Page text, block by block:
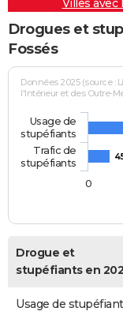
Villes avec
Drogues et
Fossés
Données 2025 (source :
l'Intérieur et des Outre-
Usage de
stupéfiants
Trafic de
stupéfiants
0
Drogue et
stupéfiants en
Usage de